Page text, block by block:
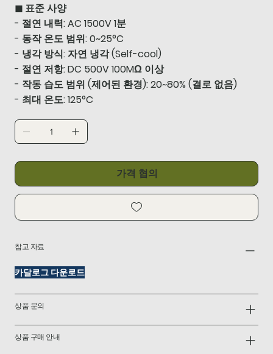
◼ 표준 사양
- 절연 내력: AC 1500V 1분
- 동작 온도 범위: 0~25°C
- 냉각 방식: 자연 냉각 (Self-cool)
- 절연 저항: DC 500V 100MΩ 이상
- 작동 습도 범위 (제어된 환경): 20~80% (결로 없음)
- 최대 온도: 125°C
가격 협의
참고 자료
카달로그 다운로드
상품 문의
상품 구매 안내